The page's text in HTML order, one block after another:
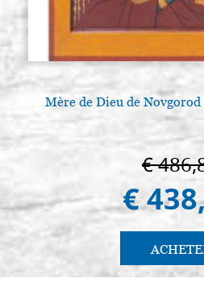
Mère de Dieu de Novgorod
€
€